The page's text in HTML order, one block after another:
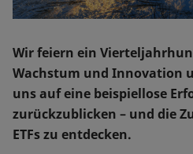
Wir feiern ein
Wachstum und Innovation
uns auf eine beispiellose
zurückzublicken – und die
ETFs zu entdecken.